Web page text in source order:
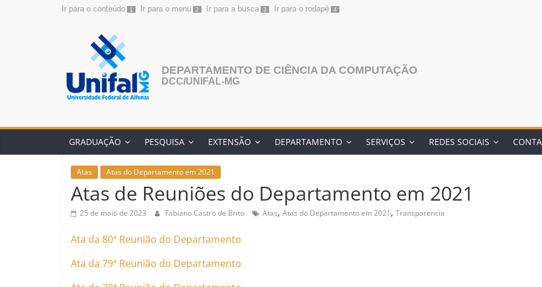
Ir para o conteúdo 1 Ir para o menu 2 Ir para a busca 3 Ir para o rodapé 4
DEPARTAMENTO DE CIÊNCIA DA COMPUTAÇÃO
DCC/UNIFAL-MG
GRADUAÇÃO PESQUISA EXTENSÃO DEPARTAMENTO SERVIÇOS REDES SOCIAIS
Atas Atas do Departamento em 2021
Atas de Reuniões do Departamento em 2021
25 de maio de 2023 Fabiano Castro de Brito Atas, Atas do Departamento em 2021, Transparencia
Ata da 80ª Reunião do Departamento
Ata da 79ª Reunião do Departamento